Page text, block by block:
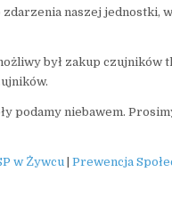
naszej jednostki,
był zakup czujników
podamy niebawem.
w Żywcu
Prewencja